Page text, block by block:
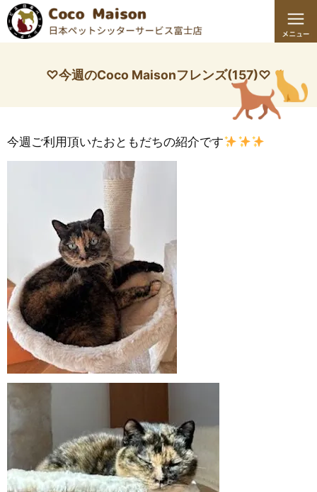
♡今週のCoco Maisonフレンズ(157)♡
今週ご利用頂いたおともだちの紹介です